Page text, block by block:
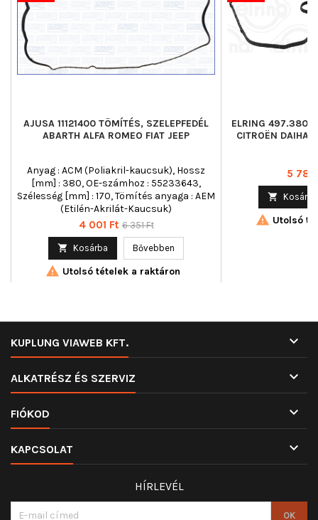
AJUSA 11121400 TÖMÍTÉS, SZELEPFEDÉL
ABARTH ALFA ROMEO FIAT JEEP
Anyag : ACM (Poliakril-kaucsuk), Hossz
[mm] : 380, OE-számhoz : 55233643,
Szélesség [mm] : 170, Tömítés anyaga : AEM
(Etilén-Akrilát-Kaucsuk)
Ár
4 001 Ft Normál
6 351 Ft
 Kosárba Bővebben
 Utolsó tételek a raktáron
ELRING 497.380
CITROËN
Ár
5 785
 Kosárba
 Utolsó
KUPLUNG VIAWEB KFT. 
ALKATRÉSZ ÉS SZERVIZ 
FIÓKOD 
KAPCSOLAT 
HÍRLEVÉL